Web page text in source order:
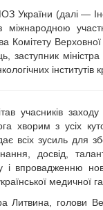
України (далі —
міжнародною
Комітету
заступник
учасників заходу
хворим з усіх
зусиль для
досвід, талант
впровадженню
медичної
Литвина, голови